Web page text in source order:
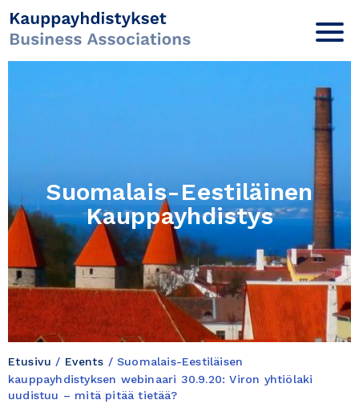
Suomalais-Eestiläinen
Kauppayhdistys
Etusivu / Events / Suomalais-Eestiläisen
kauppayhdistyksen webinaari 30.9.20: Viron yhtiölaki
uudistuu – mitä pitää tietää?